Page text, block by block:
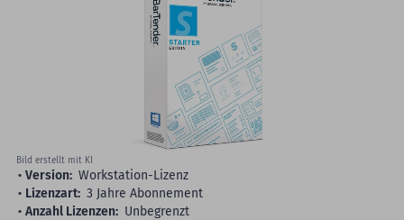
Bild erstellt mit KI
Version: Workstation-Lizenz
Lizenzart: 3 Jahre Abonnement
Anzahl Lizenzen: Unbegrenzt